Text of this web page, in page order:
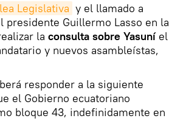
Legislativa y el llamado a
Guillermo Lasso en la
la consulta sobre Yasuní el
y nuevos asambleístas,
responder a la siguiente
el Gobierno ecuatoriano
bloque 43, indefinidamente en